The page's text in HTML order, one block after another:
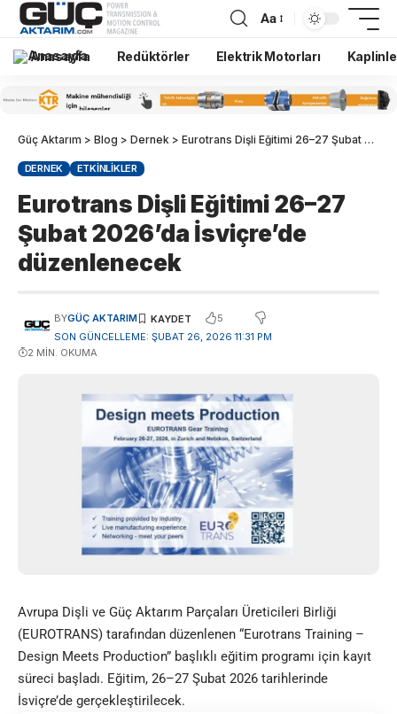
Aa
Anasayfa Redüktörler Elektrik Motorları
Güç Aktarım > Blog > Dernek > Eurotrans Dişli Eğitimi 26–27 Şubat 2026’da İsviçre’de düzenlenecek
DERNEK ETKINLIKLER
Eurotrans Dişli Eğitimi 26–27
Şubat 2026’da İsviçre’de
düzenlenecek
SON GÜNCELLEME: ŞUBAT 26, 2026 11:31 PM
BYGÜÇ AKTARIM 5
2 MIN. OKUMA
Avrupa Dişli ve Güç Aktarım Parçaları Üreticileri Birliği
(EUROTRANS) tarafından düzenlenen “Eurotrans Training –
Design Meets Production” başlıklı eğitim programı için kayıt
süreci başladı. Eğitim, 26–27 Şubat 2026 tarihlerinde
İsviçre’de gerçekleştirilecek.